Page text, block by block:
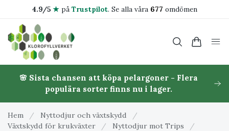
4.9/5 ★på Trustpilot. Se alla våra 677 omdömen
🌸 Sista chansen att köpa pelargoner - Flera
populära sorter finns nu i lager.
Hem / Nyttodjur och växtskydd
/
Växtskydd för krukväxter
/ Nyttodjur mot Trips
/